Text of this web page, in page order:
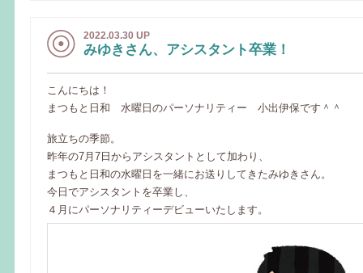
2022.03.30 UP
みゆきさん、アシスタント卒業！
こんにちは！
まつもと日和 水曜日のパーソナリティー 小出伊保です＾＾
旅立ちの季節。
昨年の7月7日からアシスタントとして加わり、
まつもと日和の水曜日を一緒にお送りしてきたみゆきさん。
今日でアシスタントを卒業し、
４月にパーソナリティーデビューいたします。